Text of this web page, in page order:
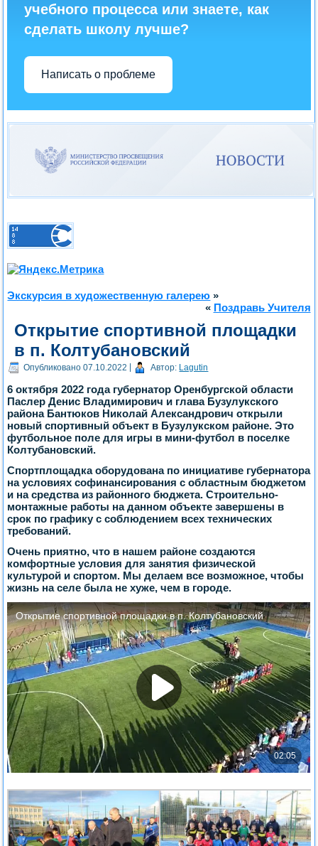
учебного процесса или знаете, как
сделать школу лучше?
Написать о проблеме
Экскурсия в художественную галерею »
« Поздравь Учителя
Открытие спортивной площадки
в п. Колтубановский
Опубликовано 07.10.2022 Автор: Lagutin
6 октября 2022 года губернатор Оренбургской области
Паслер Денис Владимирович и глава Бузулукского
района Бантюков Николай Александрович открыли
новый спортивный объект в Бузулукском районе. Это
футбольное поле для игры в мини-футбол в поселке
Колтубановский.
Спортплощадка оборудована по инициативе губернатора
на условиях софинансирования с областным бюджетом
и на средства из районного бюджета. Строительно-
монтажные работы на данном объекте завершены в
срок по графику с соблюдением всех технических
требований.
Очень приятно, что в нашем районе создаются
комфортные условия для занятия физической
культурой и спортом. Мы делаем все возможное, чтобы
жизнь на селе была не хуже, чем в городе.